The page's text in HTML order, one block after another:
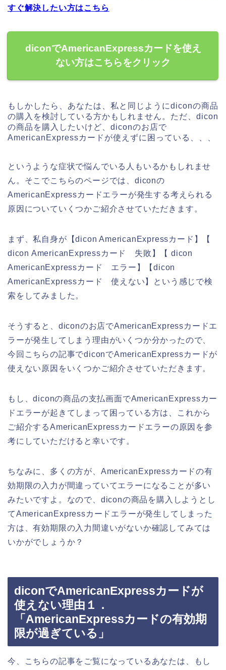
すぐ解決したい方はこちら
diconでAmericanExpressカードを使え
ない方はこちらをクリック
もしかしたら、あなたは、私と同じようにdiconの商品
の購入を検討している方かもしれません。ただ、dicon
の商品を購入したいけど、diconのお店で
AmericanExpressカードが使えずに困っている、、、
というような症状で悩んでいる人もいるかもしれませ
ん。そこでこちらのページでは、diconの
AmericanExpressカードエラーが発生する考えられる
原因についていくつかご紹介させていただきます。
まず、私自身が【dicon AmericanExpressカード】【
dicon AmericanExpressカード 失敗】【 dicon
AmericanExpressカード エラー】【dicon
AmericanExpressカード 使えない】という感じで検
索をしてみました。
そうすると、diconのお店でAmericanExpressカードエ
ラーが発生してしまう理由がいくつか分かったので、
今回こちらの記事でdiconでAmericanExpressカードが
使えない原因をいくつかご紹介させていただきます。
もし、diconの商品の支払画面でAmericanExpressカー
ドエラーが起きてしまって困っている方は、これから
ご紹介するAmericanExpressカードエラーの原因を参
考にしていただけると幸いです。
ちなみに、多くの方が、AmericanExpressカードの有
効期限の入力が間違っていてエラーになることが多い
みたいですよ。なので、diconの商品を購入しようとし
てAmericanExpressカードエラーが発生してしまった
方は、有効期限の入力間違いがないか確認してみては
いかがでしょうか？
diconでAmericanExpressカードが
使えない理由１．
「AmericanExpressカードの有効期
限が過ぎている」
今、こちらの記事をご覧になっているあなたは、もし